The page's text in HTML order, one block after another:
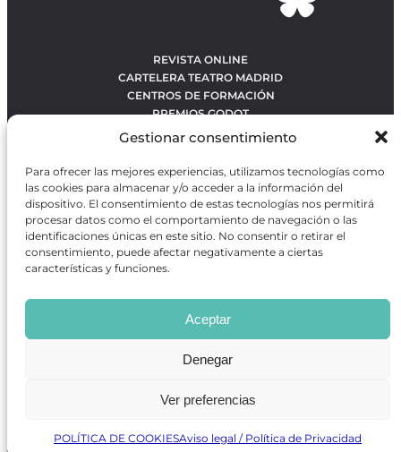
Gestionar consentimiento
Para ofrecer las mejores experiencias, utilizamos tecnologías como
las cookies para almacenar y/o acceder a la información del
dispositivo. El consentimiento de estas tecnologías nos permitirá
procesar datos como el comportamiento de navegación o las
identificaciones únicas en este sitio. No consentir o retirar el
consentimiento, puede afectar negativamente a ciertas
características y funciones.
Aceptar
Denegar
Ver preferencias
POLÍTICA DE COOKIESAviso legal / Política de Privacidad
REVISTA ONLINE
CARTELERA TEATRO MADRID
CENTROS DE FORMACIÓN
PREMIOS GODOT
CONTACTO
OBRAS MÁS VOTADAS
RANKING MEJORES OBRAS
BÚSQUEDA AVANZADA DE OBRAS
Revista GODOTes una revista independiente especializada
en información sobre artes escénicas de Madrid, gratuita y
que se distribuye en espacios escénicos, además de otros
puntos de interés turístico y de ocio de la capital.
Desarrollado por Precise Future